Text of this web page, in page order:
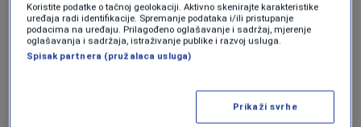
U prosjeku, Irska uživa između 1.100 i 1.600
sunčanih sati svake godine, a najsunčaniji
mjeseci su maj i juni, kada većina područja ima
pet do 6,5 sunčanih sati dnevno.
Nasuprot tome, decembar je obično
Koristite podatke o tačnoj geolokaciji. Aktivno skenirajte karakteristike
uređaja radi identifikacije. Spremanje podataka i/ili pristupanje
podacima na uređaju. Prilagođeno oglašavanje i sadržaj, mjerenje
oglašavanja i sadržaja, istraživanje publike i razvoj usluga.
Spisak partnera (pružalaca usluga)
Prikaži svrhe